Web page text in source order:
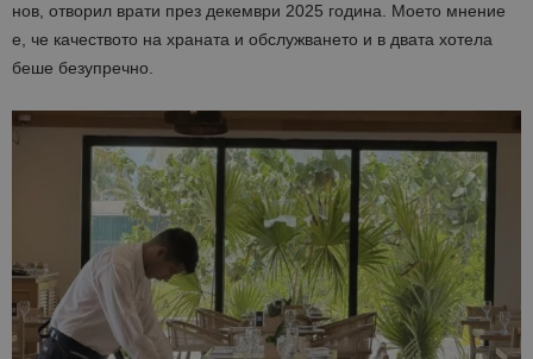
нов, отворил врати през декември 2025 година. Моето мнение
е, че качеството на храната и обслужването и в двата хотела
беше безупречно.